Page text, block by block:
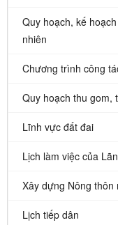
Quy hoạch, kế
nhiên
Chương trình công
Quy hoạch thu gom,
Lĩnh vực đất đai
Lịch làm việc của
Xây dựng Nông thôn
Lịch tiếp dân